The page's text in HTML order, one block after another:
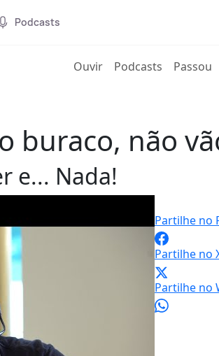
Podcasts
Ouvir(current)
Podcasts Passou
buraco, não
e... Nada!
Partilhe no
Partilhe no
Partilhe no